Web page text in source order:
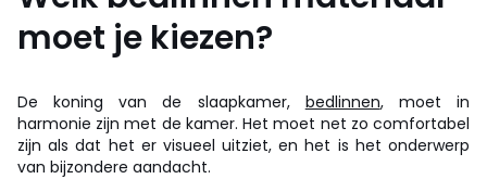
moet je kiezen?
De koning van de slaapkamer, bedlinnen, moet in
harmonie zijn met de kamer. Het moet net zo comfortabel
zijn als dat het er visueel uitziet, en het is het onderwerp
van bijzondere aandacht.